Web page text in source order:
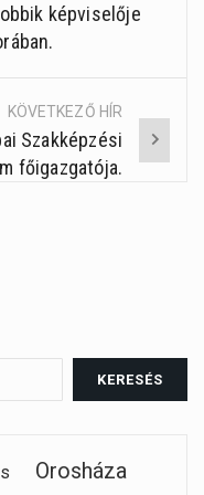
képviselője
KÖVETKEZŐ HÍR
Szakképzési
főigazgatója.
Orosháza